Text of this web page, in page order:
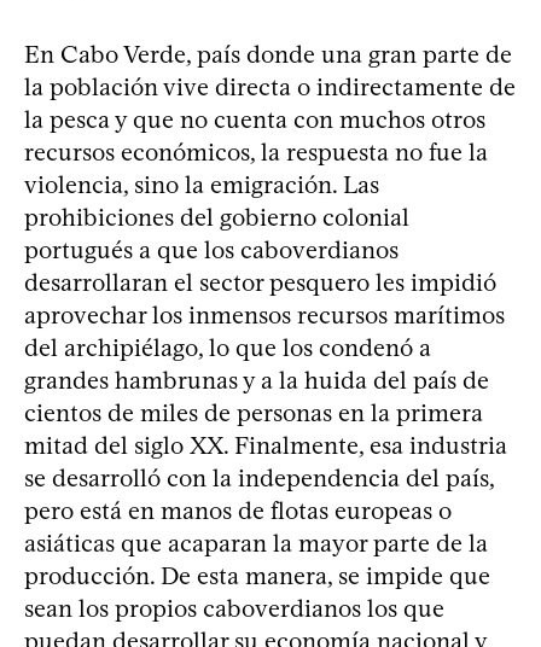
En Cabo Verde, país donde una gran parte de
la población vive directa o indirectamente de
la pesca y que no cuenta con muchos otros
recursos económicos, la respuesta no fue la
violencia, sino la emigración. Las
prohibiciones del gobierno colonial
portugués a que los caboverdianos
desarrollaran el sector pesquero les impidió
aprovechar los inmensos recursos marítimos
del archipiélago, lo que los condenó a
grandes hambrunas y a la huida del país de
cientos de miles de personas en la primera
mitad del siglo XX. Finalmente, esa industria
se desarrolló con la independencia del país,
pero está en manos de flotas europeas o
asiáticas que acaparan la mayor parte de la
producción. De esta manera, se impide que
sean los propios caboverdianos los que
puedan desarrollar su economía nacional y